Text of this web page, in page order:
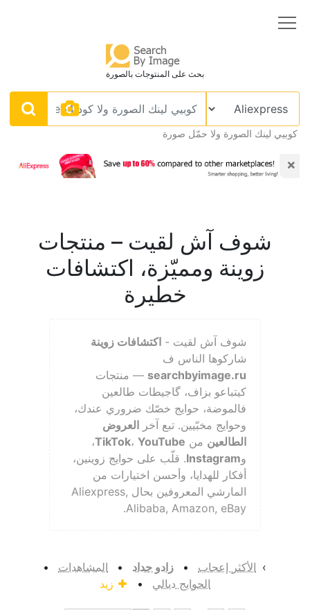
بحث على المنتوجات بالصورة
كوبيي لينك الصورة ولا حمّل صورة
×
شوف آش لقيت – منتجات
زوينة ومميّزة، اكتشافات
خطيرة
شوف آش لقيت - اكتشافات زوينة
شاركوها الناس ف
searchbyimage.ru — منتجات
كيتباعو بزاف، گاجيطات طالعين
فالموضة، حوايج خصّك ضروري عندك،
وحوايج مخبّيين. تبع آخر العروض
الطالعين من TikTok، YouTube
،
وInstagram. قلّب على حوايج زوينين،
أفكار للهدايا، وأحسن اختيارات من
المارشي المعروفين بحال Aliexpress,
Alibaba, Amazon, eBay.
› الأكثر إعجاب • زادو جداد • المشاهدات
•
الحوايج ديالي
• زيد